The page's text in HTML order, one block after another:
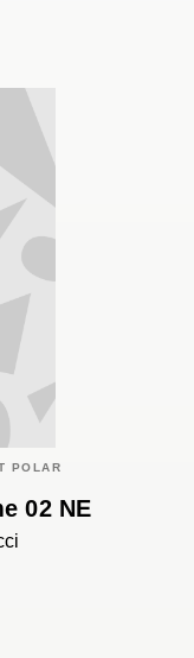
POLAR
02 NE